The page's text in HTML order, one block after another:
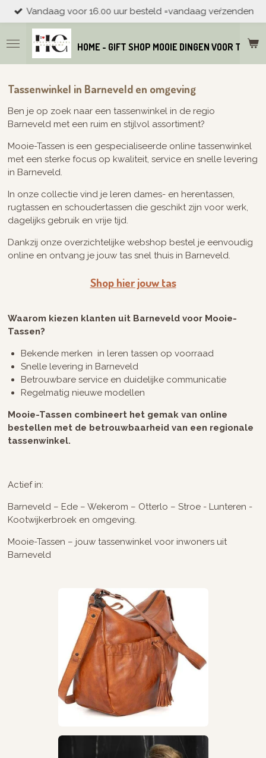
Ga
direct
naar
de
hoofdinhoud
HOME - GIFT SHOP MOOIE DINGEN VOOR THUIS
Vandaag voor 16.00 uur besteld =vandaag veŕzenden
Tassenwinkel in Barneveld en omgeving
Ben je op zoek naar een tassenwinkel in de regio
Barneveld met een ruim en stijlvol assortiment?
Mooie-Tassen is een gespecialiseerde online tassenwinkel
met een sterke focus op kwaliteit, service en snelle levering
in Barneveld.
In onze collectie vind je leren dames- en herentassen,
rugtassen en schoudertassen die geschikt zijn voor werk,
dagelijks gebruik en vrije tijd.
Dankzij onze overzichtelijke webshop bestel je eenvoudig
online en ontvang je jouw tas snel thuis in Barneveld.
Shop hier jouw tas
Waarom kiezen klanten uit Barneveld voor Mooie-
Tassen?
Bekende merken in leren tassen op voorraad
Snelle levering in Barneveld
Betrouwbare service en duidelijke communicatie
Regelmatig nieuwe modellen
Mooie-Tassen combineert het gemak van online
bestellen met de betrouwbaarheid van een regionale
tassenwinkel.
Actief in:
Barneveld – Ede – Wekerom – Otterlo – Stroe - Lunteren -
Kootwijkerbroek en omgeving.
Mooie-Tassen – jouw tassenwinkel voor inwoners uit
Barneveld